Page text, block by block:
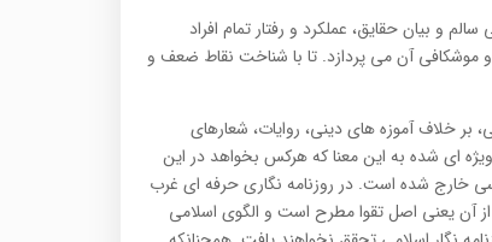
و بیان حقایق، عملکرد و رفتار تمام افراد
موشکافی آن می پردازد. تا با شناخت نقاط ضعف و
بر خلاف آموزه های دینی، روایات، شعارهای
ویژه ای شده به این معنا که هرکس بخواهد در این
خارج شده است. در روزنامه نگاری حرفه ای غرب
آن یعنی اصل تقوا مطرح است و الگوی اسلامی